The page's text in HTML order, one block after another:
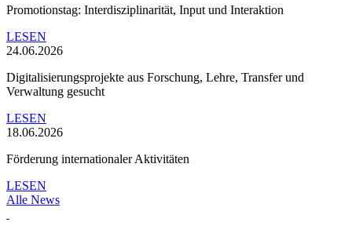
Promotionstag: Interdisziplinarität, Input und Interaktion
LESEN
24.06.2026
Digitalisierungsprojekte aus Forschung, Lehre, Transfer und
Verwaltung gesucht
LESEN
18.06.2026
Förderung internationaler Aktivitäten
LESEN
Alle News